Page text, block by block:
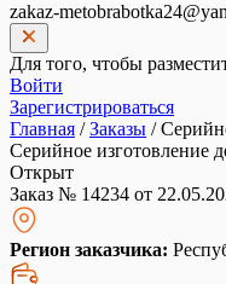
zakaz-
Для того, чтобы
Войти
Зарегистрироваться
Главная /Заказы /
Серийное изготовление
Открыт
Заказ № 14234 от
Регион заказчика: